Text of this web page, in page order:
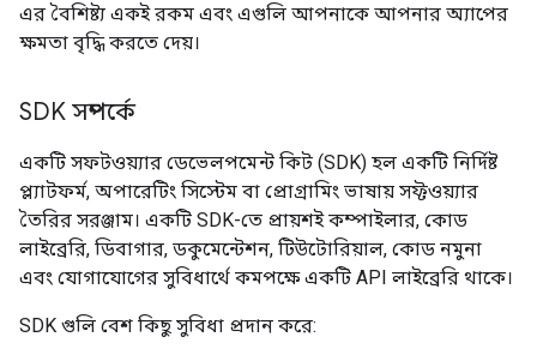
এর বৈশিষ্ট্য একই রকম এবং এগুলি আপনাকে আপনার অ্যাপের
ক্ষমতা বৃদ্ধি করতে দেয়।
SDK সম্পর্কে
একটি সফটওয়্যার ডেভেলপমেন্ট কিট (SDK) হল একটি নির্দিষ্ট
প্ল্যাটফর্ম, অপারেটিং সিস্টেম বা প্রোগ্রামিং ভাষায় সফ্টওয়্যার
তৈরির সরঞ্জাম। একটি SDK-তে প্রায়শই কম্পাইলার, কোড
লাইব্রেরি, ডিবাগার, ডকুমেন্টেশন, টিউটোরিয়াল, কোড নমুনা
এবং যোগাযোগের সুবিধার্থে কমপক্ষে একটি API লাইব্রেরি থাকে।
SDK গুলি বেশ কিছু সুবিধা প্রদান করে: